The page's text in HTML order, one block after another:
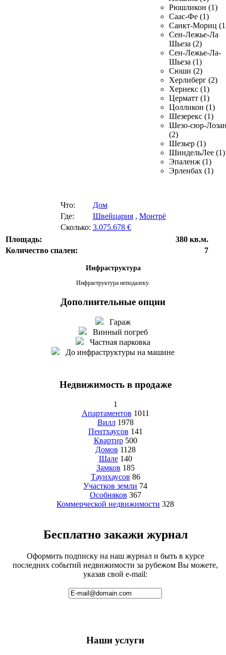
Рюшликон (1)
Саас-Фе (1)
Санкт-Мориц
Сен-Лежье-Ла
Шьеза (2)
Сен-Лежье-Ла-
Шьеза (1)
Сюши (2)
Херлиберг (2)
Хернекс (1)
Церматт (1)
Цолликон (1)
Шезерекс (1)
Шезо-сюр-
(2)
Шезьер (1)
ШиндельЛее (1)
Эпаленж (1)
Эрленбах (1)
Что:
Дом
Где:
Швейцария, Монтрё
Сколько: 3.075.678 €
Площадь:
380 кв.м.
Количество спален:
7
Инфраструктура
Инфраструктура неподалеку.
Дополнительные опции
Гараж
Винный погреб
Частная парковка
До инфраструктуры на машине
Недвижимость в продаже
1
Апартаментов 1011
Вилл 1978
Пентхаусов 141
Квартир 500
Домов 1128
Шале 140
Замков 185
Таунхаусов 86
Участков земли 74
Особняков 367
Коммерческой недвижимости 328
Бесплатно закажи журнал
Оформить подписку на наш журнал и быть в курсе
последних событий недвижимости за рубежом Вы можете,
указав свой e-mail:
Наши услуги